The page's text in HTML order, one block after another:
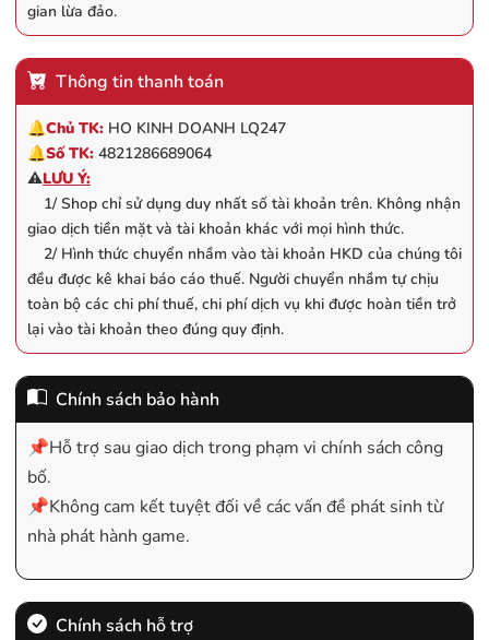
gian lừa đảo.
Thông tin thanh toán
🔔Chủ TK: HO KINH DOANH LQ247
🔔Số TK: 4821286689064
⚠️LƯU Ý:
1/ Shop chỉ sử dụng duy nhất số tài khoản trên. Không nhận
giao dịch tiền mặt và tài khoản khác với mọi hình thức.
2/ Hình thức chuyển nhầm vào tài khoản HKD của chúng tôi
đều được kê khai báo cáo thuế. Người chuyển nhầm tự chịu
toàn bộ các chi phí thuế, chi phí dịch vụ khi được hoàn tiền trở
lại vào tài khoản theo đúng quy định.
Chính sách bảo hành
📌Hỗ trợ sau giao dịch trong phạm vi chính sách công
bố.
📌Không cam kết tuyệt đối về các vấn đề phát sinh từ
nhà phát hành game.
Chính sách hỗ trợ